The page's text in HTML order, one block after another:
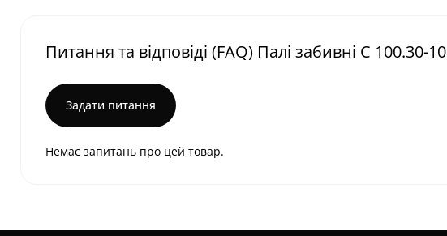
Питання та відповіді (FAQ) Палі забивні С 100.30-10
Задати питання
Немає запитань про цей товар.